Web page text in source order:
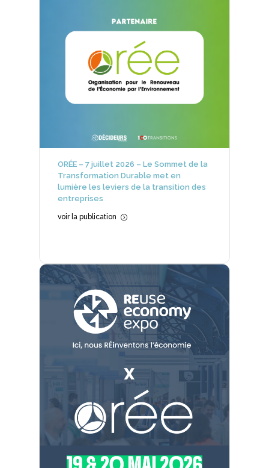
ORÉE – 7 juillet 2026 – Le Sommet de la
Transformation Durable met en
lumière les leviers de la transition des
entreprises
voir la publication =